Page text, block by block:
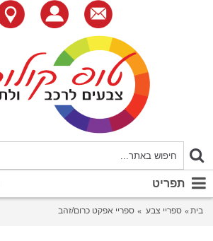
תפריט
בית ספריי צבע ספריי אפקט כרום/זהב